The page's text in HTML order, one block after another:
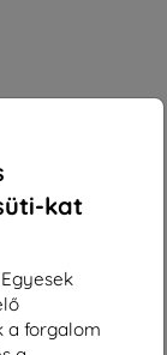
kat
a forgalom